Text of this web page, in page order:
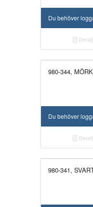
Du behöver
980-344,
Du behöver
980-341,